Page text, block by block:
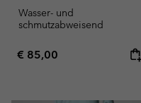
Wasser- und
schmutzabweisend
Regular price:
€ 85,00